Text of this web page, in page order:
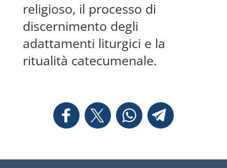
religioso, il processo di
discernimento degli
adattamenti liturgici e la
ritualità catecumenale.